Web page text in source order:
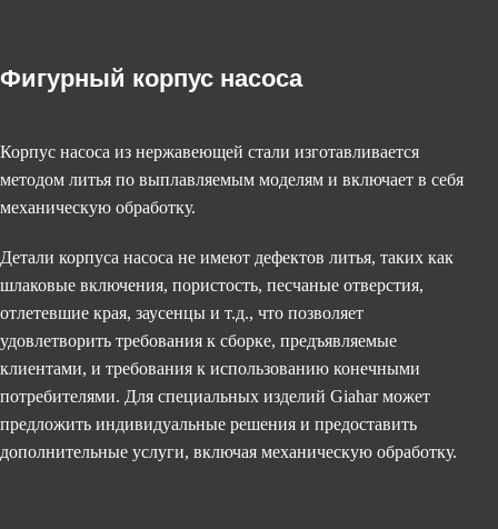
Фигурный корпус насоса
Корпус насоса из нержавеющей стали изготавливается
методом литья по выплавляемым моделям и включает в себя
механическую обработку.
Детали корпуса насоса не имеют дефектов литья, таких как
шлаковые включения, пористость, песчаные отверстия,
отлетевшие края, заусенцы и т.д., что позволяет
удовлетворить требования к сборке, предъявляемые
клиентами, и требования к использованию конечными
потребителями. Для специальных изделий Giahar может
предложить индивидуальные решения и предоставить
дополнительные услуги, включая механическую обработку.